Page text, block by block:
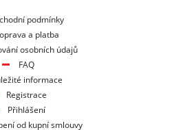
podmínky
a platba
osobních údajů
FAQ
informace
Registrace
Přihlášení
od kupní smlouvy